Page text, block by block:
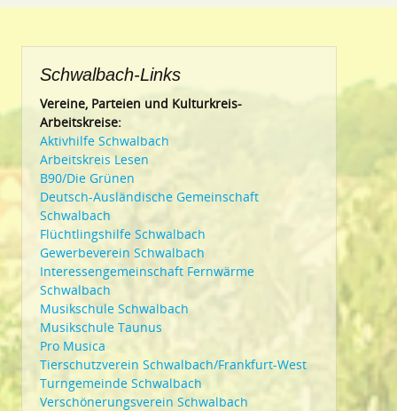
Schwalbach-Links
Vereine, Parteien und Kulturkreis-
Arbeitskreise:
Aktivhilfe Schwalbach
Arbeitskreis Lesen
B90/Die Grünen
Deutsch-Ausländische Gemeinschaft
Schwalbach
Flüchtlingshilfe Schwalbach
Gewerbeverein Schwalbach
Interessengemeinschaft Fernwärme
Schwalbach
Musikschule Schwalbach
Musikschule Taunus
Pro Musica
Tierschutzverein Schwalbach/Frankfurt-West
Turngemeinde Schwalbach
Verschönerungsverein Schwalbach